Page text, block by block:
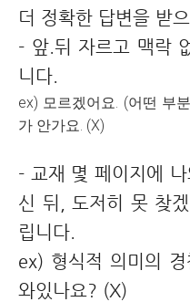
더 정확한 답변을 받
- 앞.뒤 자르고 맥락
니다.
ex) 모르겠어요. (어떤 부
가 안가요. (X)
- 교재 몇 페이지에
신 뒤, 도저히 못 찾
립니다.
ex) 형식적 의미의
와있나요? (X)